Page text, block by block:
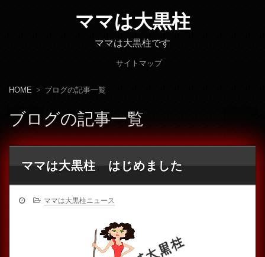
ママは大黒柱
ママは大黒柱です
サイトマップ
HOME ブログの記事一覧
ブログの記事一覧
ママは大黒柱 はじめました
ママは大黒柱ニュース